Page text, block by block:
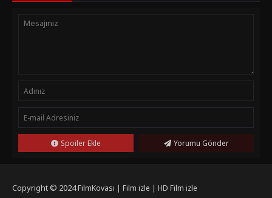
akıbeti hakkında endişelenmeye başlar.Film, etkileyici aksiyon
sahneleri ve gerilim dolu atmosferiyle izleyicileri ekranlara
ve gerilim unsurlarıyla değil, aynı zamanda duygusal
derinliğiyle de dikkat çekiyor. Karakterlerin içsel çatışmaları ve
ilişkileri, izleyiciyi düşündürmeye ve duygusal bir yolculuğa
çıkarmaya yetiyor.Bu sürükleyici yapımı izlemek isteyenler,
Türkçe dublaj veya Türkçe altyazı seçenekleriyle "FilmKovası"
sitesinde bulabilirler. "Mazisi Olmayan Adam (2010)" filmini
gerilim tutkunlarının mutlaka izlemesi gereken bir yapım
Spoiler Ekle Yorumu Gönder
Copyright © 2024FilmKovası | Film izle | HD Film izle